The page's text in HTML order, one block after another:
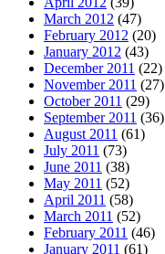
March 2012 (47)
February 2012 (20)
January 2012 (43)
December 2011 (22)
November 2011 (27)
October 2011 (29)
September 2011 (36)
August 2011 (61)
July 2011 (73)
June 2011 (38)
May 2011 (52)
April 2011 (58)
March 2011 (52)
February 2011 (46)
January 2011 (61)